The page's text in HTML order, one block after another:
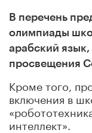
В перечень
олимпиады
арабский
просвещения
Кроме того,
включения в
интеллект».